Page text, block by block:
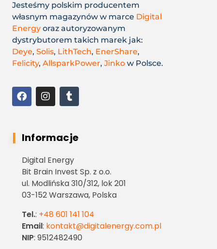
Jesteśmy polskim producentem
własnym magazynów w marce Digital
Energy oraz autoryzowanym
dystrybutorem takich marek jak:
Deye, Solis, LithTech, EnerShare,
Felicity, AllsparkPower, Jinko w Polsce.
Informacje
Digital Energy
Bit Brain Invest Sp. z o.o.
ul. Modlińska 310/312, lok 201
03-152 Warszawa, Polska
Tel.: +48 601 141 104
Email: kontakt@digitalenergy.com.pl
NIP: 9512482490